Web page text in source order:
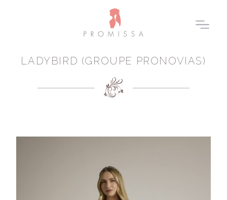
LADYBIRD (GROUPE PRONOVIAS)